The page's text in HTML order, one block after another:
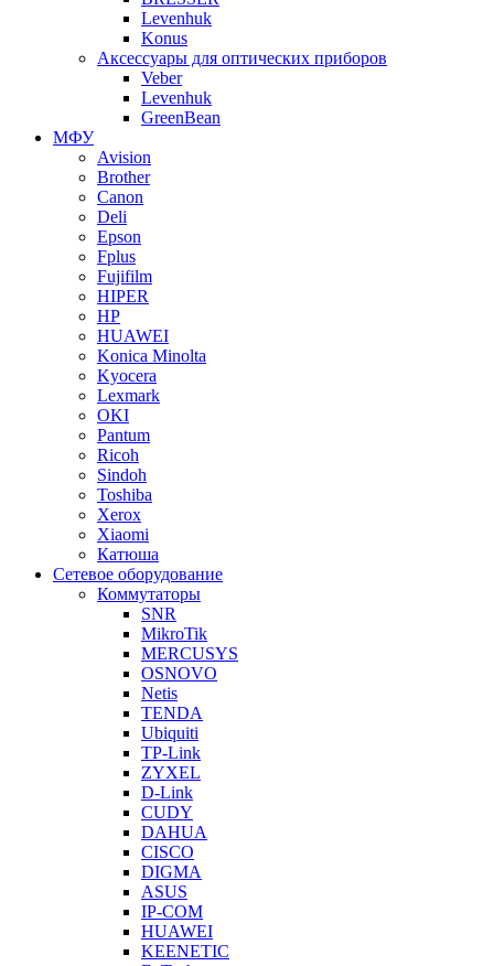
Levenhuk
Konus
Аксессуары для оптических приборов
Veber
Levenhuk
GreenBean
МФУ
Avision
Brother
Canon
Deli
Epson
Fplus
Fujifilm
HIPER
HP
HUAWEI
Konica Minolta
Kyocera
Lexmark
OKI
Pantum
Ricoh
Sindoh
Toshiba
Xerox
Xiaomi
Катюша
Сетевое оборудование
Коммутаторы
SNR
MikroTik
MERCUSYS
OSNOVO
Netis
TENDA
Ubiquiti
TP-Link
ZYXEL
D-Link
CUDY
DAHUA
CISCO
DIGMA
ASUS
IP-COM
HUAWEI
KEENETIC